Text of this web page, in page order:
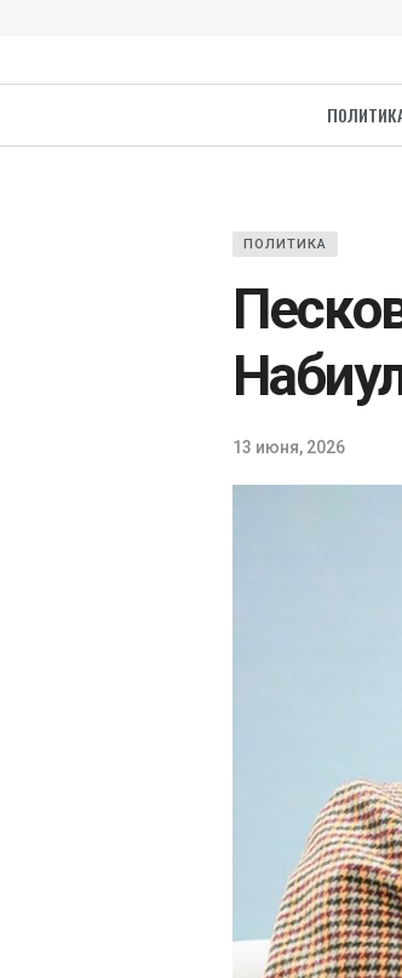
ПОЛИТИКА
13 июня, 2026